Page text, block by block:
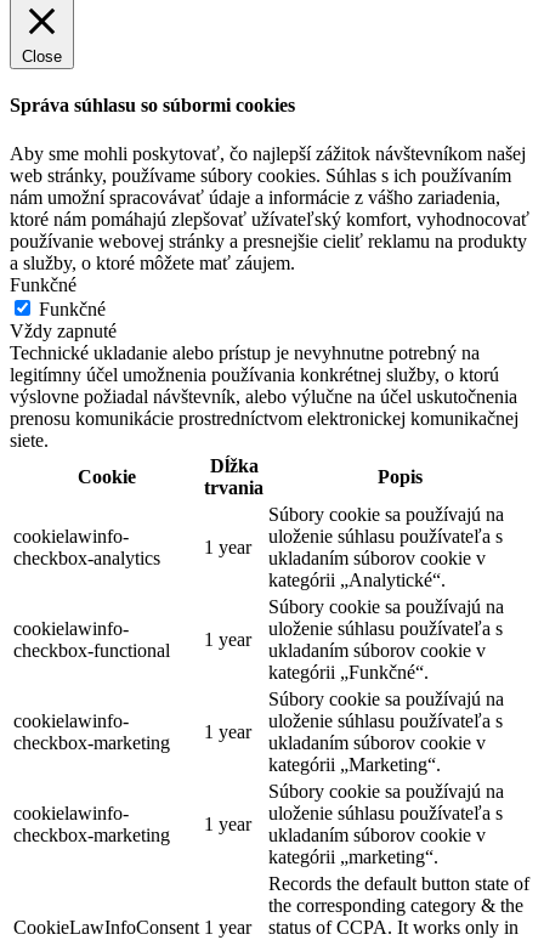
Close
Správa súhlasu so súbormi cookies
Aby sme mohli poskytovať, čo najlepší zážitok návštevníkom našej
web stránky, používame súbory cookies. Súhlas s ich používaním
nám umožní spracovávať údaje a informácie z vášho zariadenia,
ktoré nám pomáhajú zlepšovať užívateľský komfort, vyhodnocovať
používanie webovej stránky a presnejšie cieliť reklamu na produkty
a služby, o ktoré môžete mať záujem.
Funkčné
Funkčné
Vždy zapnuté
Technické ukladanie alebo prístup je nevyhnutne potrebný na
legitímny účel umožnenia používania konkrétnej služby, o ktorú
výslovne požiadal návštevník, alebo výlučne na účel uskutočnenia
prenosu komunikácie prostredníctvom elektronickej komunikačnej
siete.
Cookie
Dĺžka
trvania
Popis
cookielawinfo-
checkbox-analytics
1 year
Súbory cookie sa používajú na
uloženie súhlasu používateľa s
ukladaním súborov cookie v
kategórii „Analytické“.
cookielawinfo-
checkbox-functional
1 year
Súbory cookie sa používajú na
uloženie súhlasu používateľa s
ukladaním súborov cookie v
kategórii „Funkčné“.
cookielawinfo-
checkbox-marketing
1 year
Súbory cookie sa používajú na
uloženie súhlasu používateľa s
ukladaním súborov cookie v
kategórii „Marketing“.
cookielawinfo-
checkbox-marketing
1 year
Súbory cookie sa používajú na
uloženie súhlasu používateľa s
ukladaním súborov cookie v
kategórii „marketing“.
CookieLawInfoConsent 1 year
Records the default button state of
the corresponding category & the
status of CCPA. It works only in